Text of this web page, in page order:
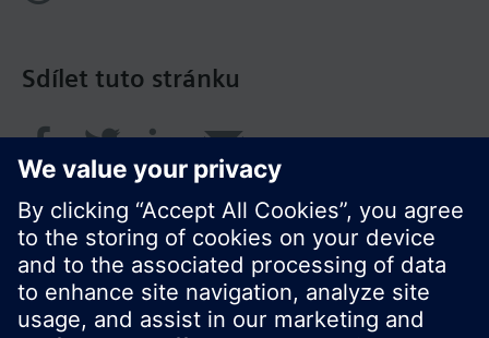
Sdílet tuto stránku